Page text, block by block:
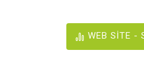
WEB SİTE -